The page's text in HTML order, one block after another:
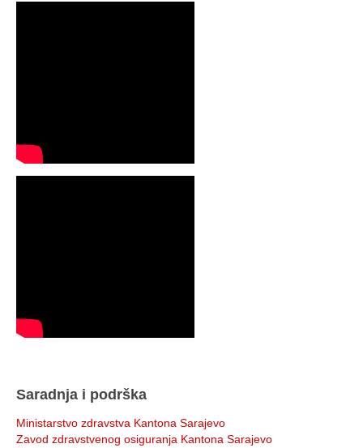
Saradnja i podrška
Ministarstvo zdravstva Kantona Sarajevo
Zavod zdravstvenog osiguranja Kantona Sarajevo